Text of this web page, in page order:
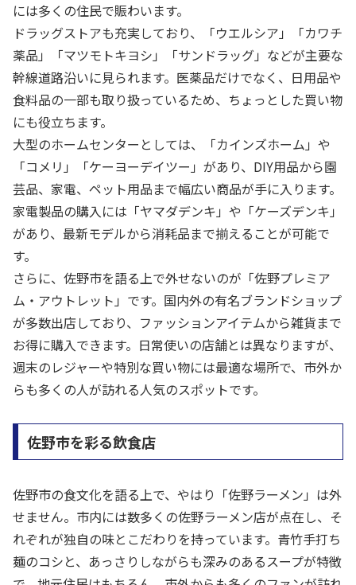
には多くの住民で賑わいます。
ドラッグストアも充実しており、「ウエルシア」「カワチ
薬品」「マツモトキヨシ」「サンドラッグ」などが主要な
幹線道路沿いに見られます。医薬品だけでなく、日用品や
食料品の一部も取り扱っているため、ちょっとした買い物
にも役立ちます。
大型のホームセンターとしては、「カインズホーム」や
「コメリ」「ケーヨーデイツー」があり、DIY用品から園
芸品、家電、ペット用品まで幅広い商品が手に入ります。
家電製品の購入には「ヤマダデンキ」や「ケーズデンキ」
があり、最新モデルから消耗品まで揃えることが可能で
す。
さらに、佐野市を語る上で外せないのが「佐野プレミア
ム・アウトレット」です。国内外の有名ブランドショップ
が多数出店しており、ファッションアイテムから雑貨まで
お得に購入できます。日常使いの店舗とは異なりますが、
週末のレジャーや特別な買い物には最適な場所で、市外か
らも多くの人が訪れる人気のスポットです。
佐野市を彩る飲食店
佐野市の食文化を語る上で、やはり「佐野ラーメン」は外
せません。市内には数多くの佐野ラーメン店が点在し、そ
れぞれが独自の味とこだわりを持っています。青竹手打ち
麺のコシと、あっさりしながらも深みのあるスープが特徴